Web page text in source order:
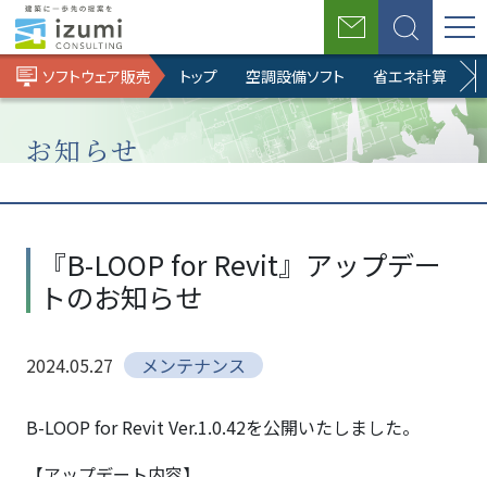
お
問
合
わ
せ
検
索
ソフトウェア販売 トップ 空調設備ソフト 省エネ計算ソフト
お知らせ
ュ
ョ
事
ト
ウ
販
ら
せ
for
Revit』
デート
のお知
『B-LOOP for Revit』アップデー
トのお知らせ
2024.05.27 メンテナンス
B-LOOP for Revit Ver.1.0.42を公開いたしました。